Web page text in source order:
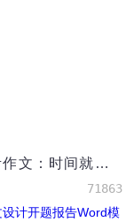
18年高考作文：时间就是金钱效率就是生命
71863